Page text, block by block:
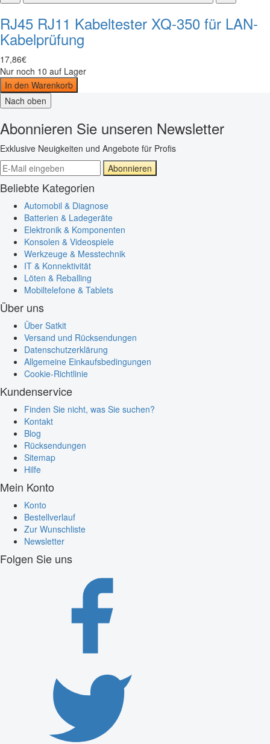
RJ45 RJ11 Kabeltester XQ-350 für LAN-
Kabelprüfung
17,86€
Nur noch 10 auf Lager
In den Warenkorb
Nach oben
Abonnieren Sie unseren Newsletter
Exklusive Neuigkeiten und Angebote für Profis
Abonnieren
Beliebte Kategorien
Automobil & Diagnose
Batterien & Ladegeräte
Elektronik & Komponenten
Konsolen & Videospiele
Werkzeuge & Messtechnik
IT & Konnektivität
Löten & Reballing
Mobiltelefone & Tablets
Über uns
Über Satkit
Versand und Rücksendungen
Datenschutzerklärung
Allgemeine Einkaufsbedingungen
Cookie-Richtlinie
Kundenservice
Finden Sie nicht, was Sie suchen?
Kontakt
Blog
Rücksendungen
Sitemap
Hilfe
Mein Konto
Konto
Bestellverlauf
Zur Wunschliste
Newsletter
Folgen Sie uns